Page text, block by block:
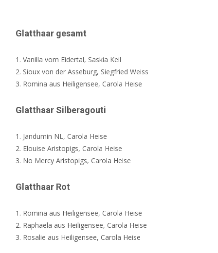
Glatthaar gesamt
1. Vanilla vom Eidertal, Saskia Keil
2. Sioux von der Asseburg, Siegfried Weiss
3. Romina aus Heiligensee, Carola Heise
Glatthaar Silberagouti
1. Jandumin NL, Carola Heise
2. Elouise Aristopigs, Carola Heise
3. No Mercy Aristopigs, Carola Heise
Glatthaar Rot
1. Romina aus Heiligensee, Carola Heise
2. Raphaela aus Heiligensee, Carola Heise
3. Rosalie aus Heiligensee, Carola Heise